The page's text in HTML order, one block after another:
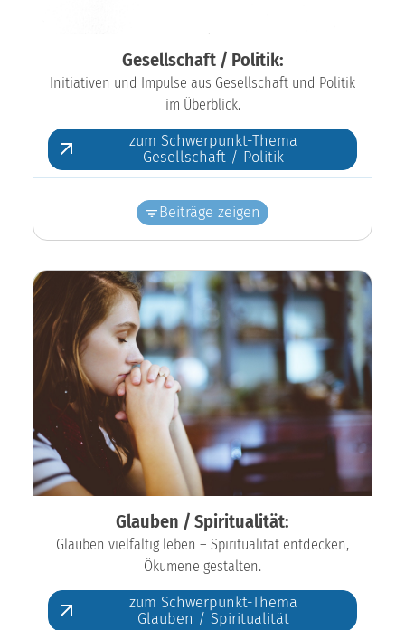
Gesellschaft / Politik:
Initiativen und Impulse aus Gesellschaft und Politik
im Überblick.
zum Schwerpunkt-Thema
Gesellschaft / Politik
Beiträge zeigen
Glauben / Spiritualität:
Glauben vielfältig leben – Spiritualität entdecken,
Ökumene gestalten.
zum Schwerpunkt-Thema
Glauben / Spiritualität